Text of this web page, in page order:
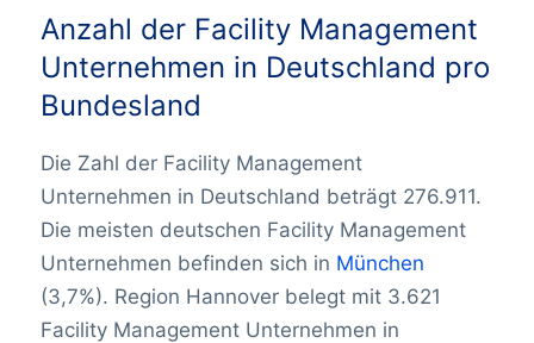
Anzahl der Facility Management
Unternehmen in Deutschland pro
Bundesland
Die Zahl der Facility Management
Unternehmen in Deutschland beträgt 276.911.
Die meisten deutschen Facility Management
Unternehmen befinden sich in München
(3,7%). Region Hannover belegt mit 3.621
Facility Management Unternehmen in